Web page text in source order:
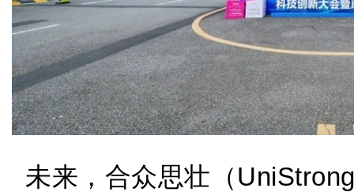
未来，合众思壮（